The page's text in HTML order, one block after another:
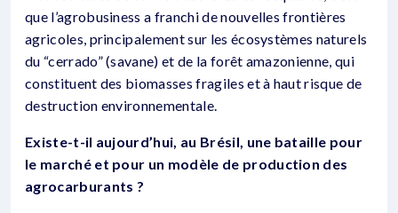
que l’agrobusiness a franchi de nouvelles frontières
agricoles, principalement sur les écosystèmes naturels
du “cerrado” (savane) et de la forêt amazonienne, qui
constituent des biomasses fragiles et à haut risque de
destruction environnementale.
Existe-t-il aujourd’hui, au Brésil, une bataille pour
le marché et pour un modèle de production des
agrocarburants ?